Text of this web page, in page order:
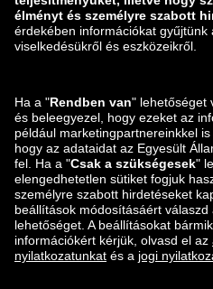
Termékbiztonság
Zalando-csoport
ABOUT YOU
Itt is megtalálsz minket: